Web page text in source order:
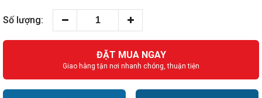
Số lượng:
ĐẶT MUA NGAY
Giao hàng tận nơi nhanh chóng, thuận tiện